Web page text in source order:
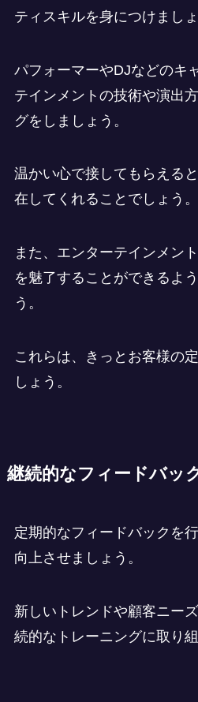
ティスキルを身につけまし
パフォーマーやDJなどのキ
テインメントの技術や演出
グをしましょう。
温かい心で接してもらえる
在してくれることでしょう。
また、エンターテインメン
を魅了することができるよ
う。
これらは、きっとお客様の
しょう。
継続的なフィードバッ
定期的なフィードバックを
向上させましょう。
新しいトレンドや顧客ニー
続的なトレーニングに取り組